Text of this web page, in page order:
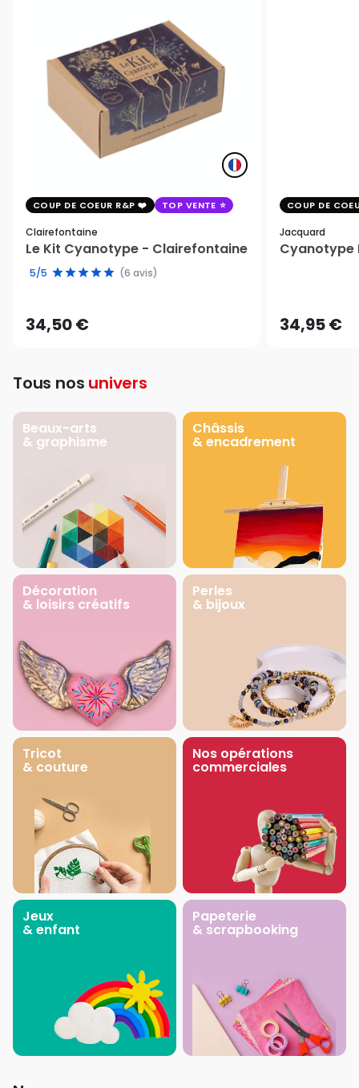
COUP DE COEUR R&P TOP VENTE
Clairefontaine
Le Kit Cyanotype - Clairefontaine
5/5 (6 avis)
34,50 €
COUP DE
Jacquard
Cyanotype
34,95 €
Tous nos univers
Beaux-arts
& graphisme
Châssis
& encadrement
Décoration
& loisirs créatifs
Perles
& bijoux
Tricot
& couture
Nos opérations
commerciales
Jeux
& enfant
Papeterie
& scrapbooking